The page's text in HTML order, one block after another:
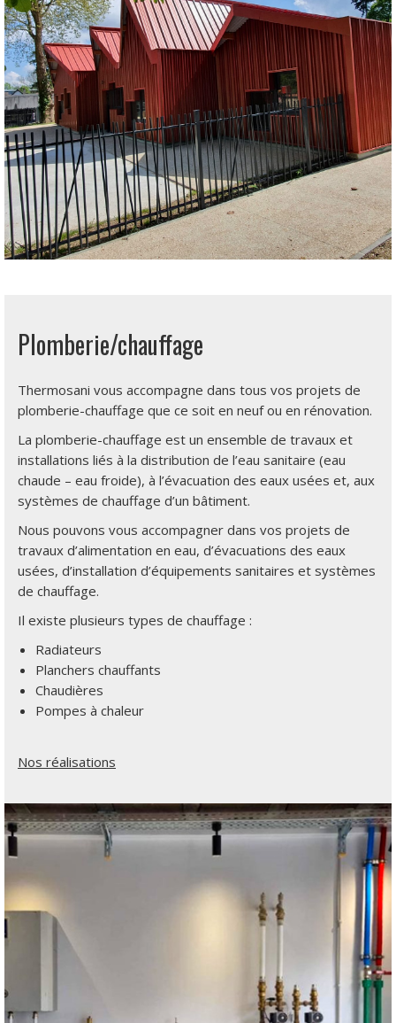
Plomberie/chauffage
Thermosani vous accompagne dans tous vos projets de
plomberie-chauffage que ce soit en neuf ou en rénovation.
La plomberie-chauffage est un ensemble de travaux et
installations liés à la distribution de l’eau sanitaire (eau
chaude – eau froide), à l’évacuation des eaux usées et, aux
systèmes de chauffage d’un bâtiment.
Nous pouvons vous accompagner dans vos projets de
travaux d’alimentation en eau, d’évacuations des eaux
usées, d’installation d’équipements sanitaires et systèmes
de chauffage.
Il existe plusieurs types de chauffage :
Radiateurs
Planchers chauffants
Chaudières
Pompes à chaleur
Nos réalisations